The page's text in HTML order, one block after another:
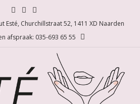
Esté, Churchillstraat 52, 1411 XD Naarden
afspraak: 035-693 65 55